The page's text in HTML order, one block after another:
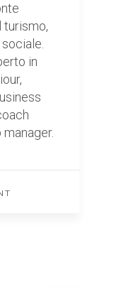
turismo,
in